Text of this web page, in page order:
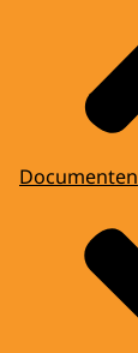
Documenten